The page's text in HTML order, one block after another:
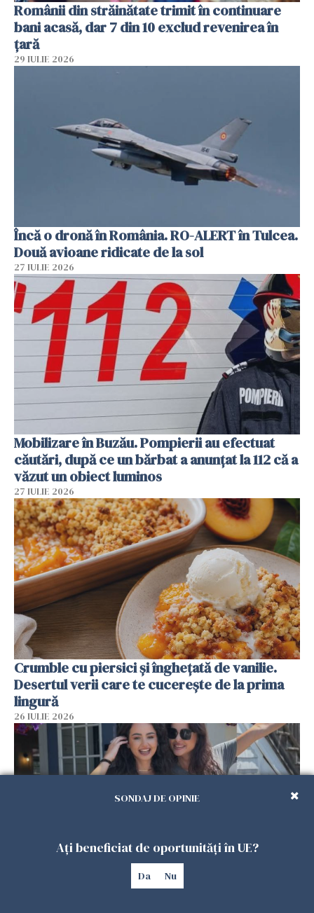
Românii din străinătate trimit în continuare
bani acasă, dar 7 din 10 exclud revenirea în
țară
29 IULIE 2026
Încă o dronă în România. RO-ALERT în Tulcea.
Două avioane ridicate de la sol
27 IULIE 2026
Mobilizare în Buzău. Pompierii au efectuat
căutări, după ce un bărbat a anunțat la 112 că a
văzut un obiect luminos
27 IULIE 2026
Crumble cu piersici și înghețată de vanilie.
Desertul verii care te cucerește de la prima
lingură
26 IULIE 2026
Cum au devenit două românce de neînlocuit
SONDAJ DE OPINIE
Ați beneficiat de oportunități în UE?
Da Nu